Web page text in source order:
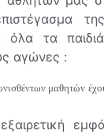
όλα τα
αγώνες :
μαθητών